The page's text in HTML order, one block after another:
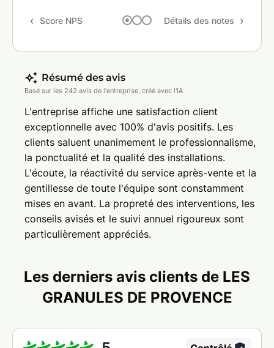
Score NPS Détails des notes
Résumé des avis
Basé sur les 242 avis de l'entreprise, créé avec l'IA
L'entreprise affiche une satisfaction client
exceptionnelle avec 100% d'avis positifs. Les
clients saluent unanimement le professionnalisme,
la ponctualité et la qualité des installations.
L'écoute, la réactivité du service après-vente et la
gentillesse de toute l'équipe sont constamment
mises en avant. La propreté des interventions, les
conseils avisés et le suivi annuel rigoureux sont
particulièrement appréciés.
Les derniers avis clients de LES
GRANULES DE PROVENCE